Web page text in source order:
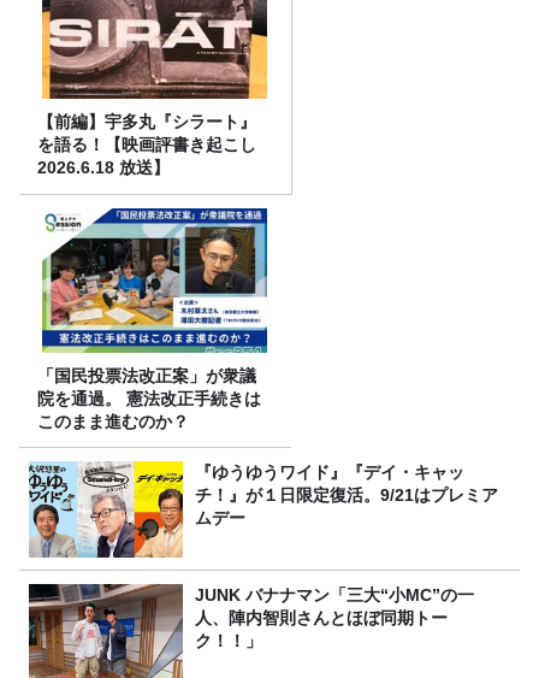
【前編】宇多丸『シラート』
を語る！【映画評書き起こし
2026.6.18 放送】
「国民投票法改正案」が衆議
院を通過。 憲法改正手続きは
このまま進むのか？
『ゆうゆうワイド』『デイ・キャッ
チ！』が１日限定復活。9/21はプレミア
ムデー
JUNK バナナマン「三大“小MC”の一
人、陣内智則さんとほぼ同期トー
ク！！」